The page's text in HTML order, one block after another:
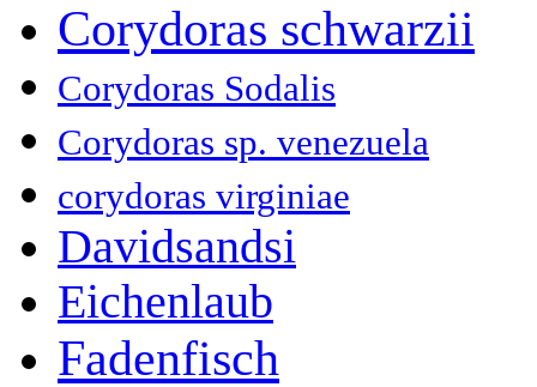
Corydoras schwarzii
Corydoras Sodalis
Corydoras sp. venezuela
corydoras virginiae
Davidsandsi
Eichenlaub
Fadenfisch